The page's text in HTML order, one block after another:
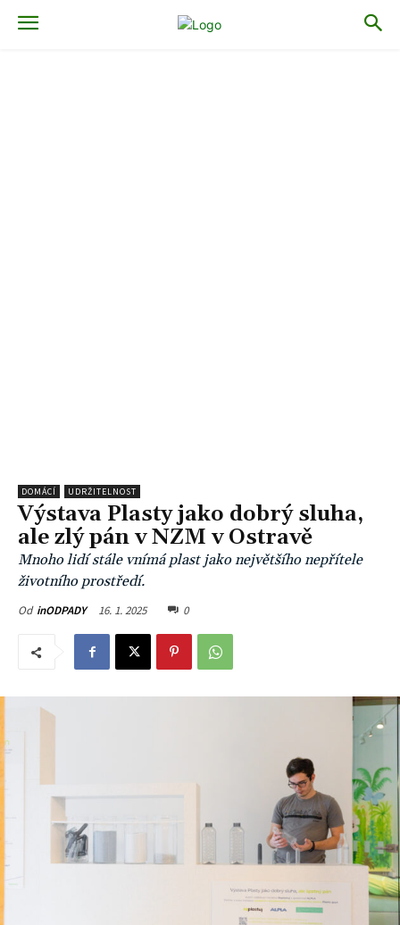
DOMÁCÍ UDRŽITELNOST
Výstava Plasty jako dobrý sluha,
ale zlý pán v NZM v Ostravě
Mnoho lidí stále vnímá plast jako největšího nepřítele
životního prostředí.
Od inODPADY 16. 1. 2025 0